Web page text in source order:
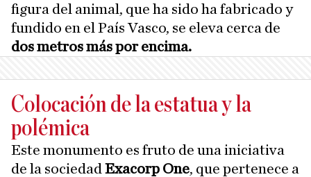
figura del animal, que ha sido ha fabricado y
fundido en el País Vasco, se eleva cerca de
dos metros más por encima.
Colocación de la estatua y la
polémica
Este monumento es fruto de una iniciativa
de la sociedad Exacorp One, que pertenece a